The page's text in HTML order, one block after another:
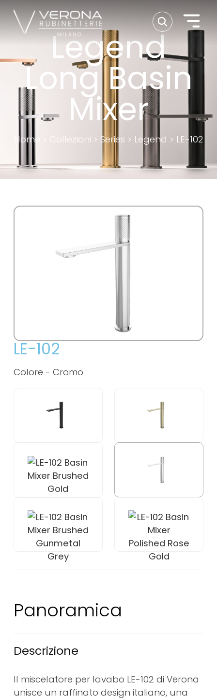
Legend
Long Basin
Mixer
Home Collezioni > Series > Legend > LE-102
LE-102
Colore - Cromo
Panoramica
Descrizione
Il miscelatore per lavabo LE-102 di Verona
unisce un raffinato design italiano, una